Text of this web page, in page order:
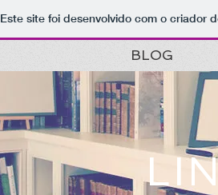
Este site foi desenvolvido com o criador
BLOG